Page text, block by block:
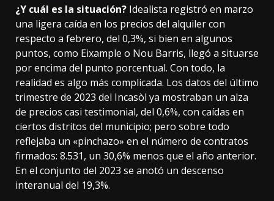
¿Y cuál es la situación? Idealista registró en marzo
una ligera caída en los precios del alquiler con
respecto a febrero, del 0,3%, si bien en algunos
puntos, como Eixample o Nou Barris, llegó a situarse
por encima del punto porcentual. Con todo, la
realidad es algo más complicada. Los datos del último
trimestre de 2023 del Incasòl ya mostraban un alza
de precios casi testimonial, del 0,6%, con caídas en
ciertos distritos del municipio; pero sobre todo
reflejaba un «pinchazo» en el número de contratos
firmados: 8.531, un 30,6% menos que el año anterior.
En el conjunto del 2023 se anotó un descenso
interanual del 19,3%.